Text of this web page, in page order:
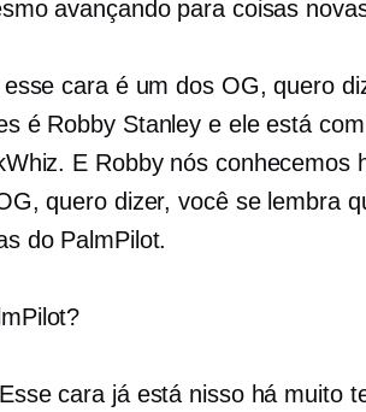
avançando para coisas
cara é um dos OG, quero
é Robby Stanley e ele está
E Robby nós conhecemos
quero dizer, você se lembra
do PalmPilot.
cara já está nisso há muito